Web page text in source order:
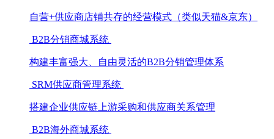
自营+供应商店铺共存的经营模式（类似天猫&京东）
B2B分销商城系统
构建丰富强大、自由灵活的B2B分销管理体系
SRM供应商管理系统
搭建企业供应链上游采购和供应商关系管理
B2B海外商城系统